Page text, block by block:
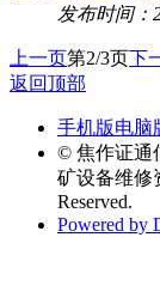
发布时间：
上一页第2/3页下
返回顶部
手机版电脑
© 焦作证通
矿设备维修
Reserved.
Powered by